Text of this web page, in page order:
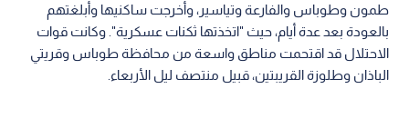
طمون وطوباس والفارعة وتياسير، وأخرجت ساكنيها وأبلغتهم
بالعودة بعد عدة أيام، حيث "اتخذتها ثكنات عسكرية". وكانت قوات
الاحتلال قد اقتحمت مناطق واسعة من محافظة طوباس وقريتي
الباذان وطلوزة القريبتين، قبيل منتصف ليل الأربعاء.